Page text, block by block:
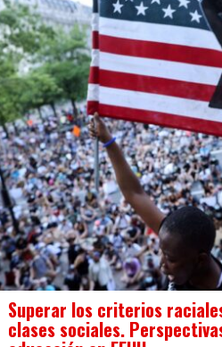
Superar los criterios
clases sociales.